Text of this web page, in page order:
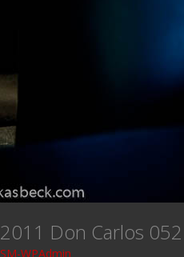
2011 Don Carlos 052
SM-WPAdmin